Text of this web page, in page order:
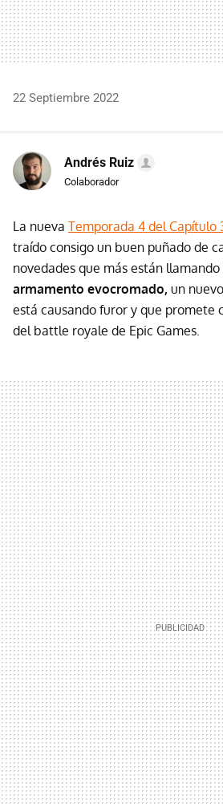
22 Septiembre 2022
Andrés Ruiz
Colaborador
La nueva Temporada 4 del Capítulo
traído consigo un buen puñado de
novedades que más están
armamento evocromado, un
está causando furor y que promete
del battle royale de Epic Games.